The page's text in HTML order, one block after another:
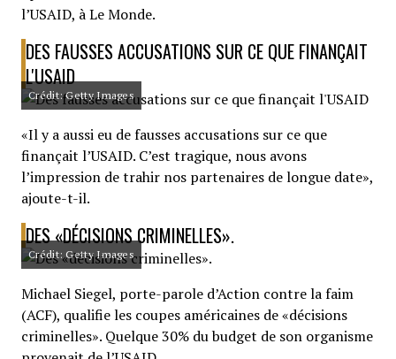
l’USAID, à Le Monde.
DES FAUSSES ACCUSATIONS SUR CE QUE FINANÇAIT
L'USAID
Crédit: Getty Images
«Il y a aussi eu de fausses accusations sur ce que
finançait l’USAID. C’est tragique, nous avons
l’impression de trahir nos partenaires de longue date»,
ajoute-t-il.
DES «DÉCISIONS CRIMINELLES».
Crédit: Getty Images
Michael Siegel, porte-parole d’Action contre la faim
(ACF), qualifie les coupes américaines de «décisions
criminelles». Quelque 30% du budget de son organisme